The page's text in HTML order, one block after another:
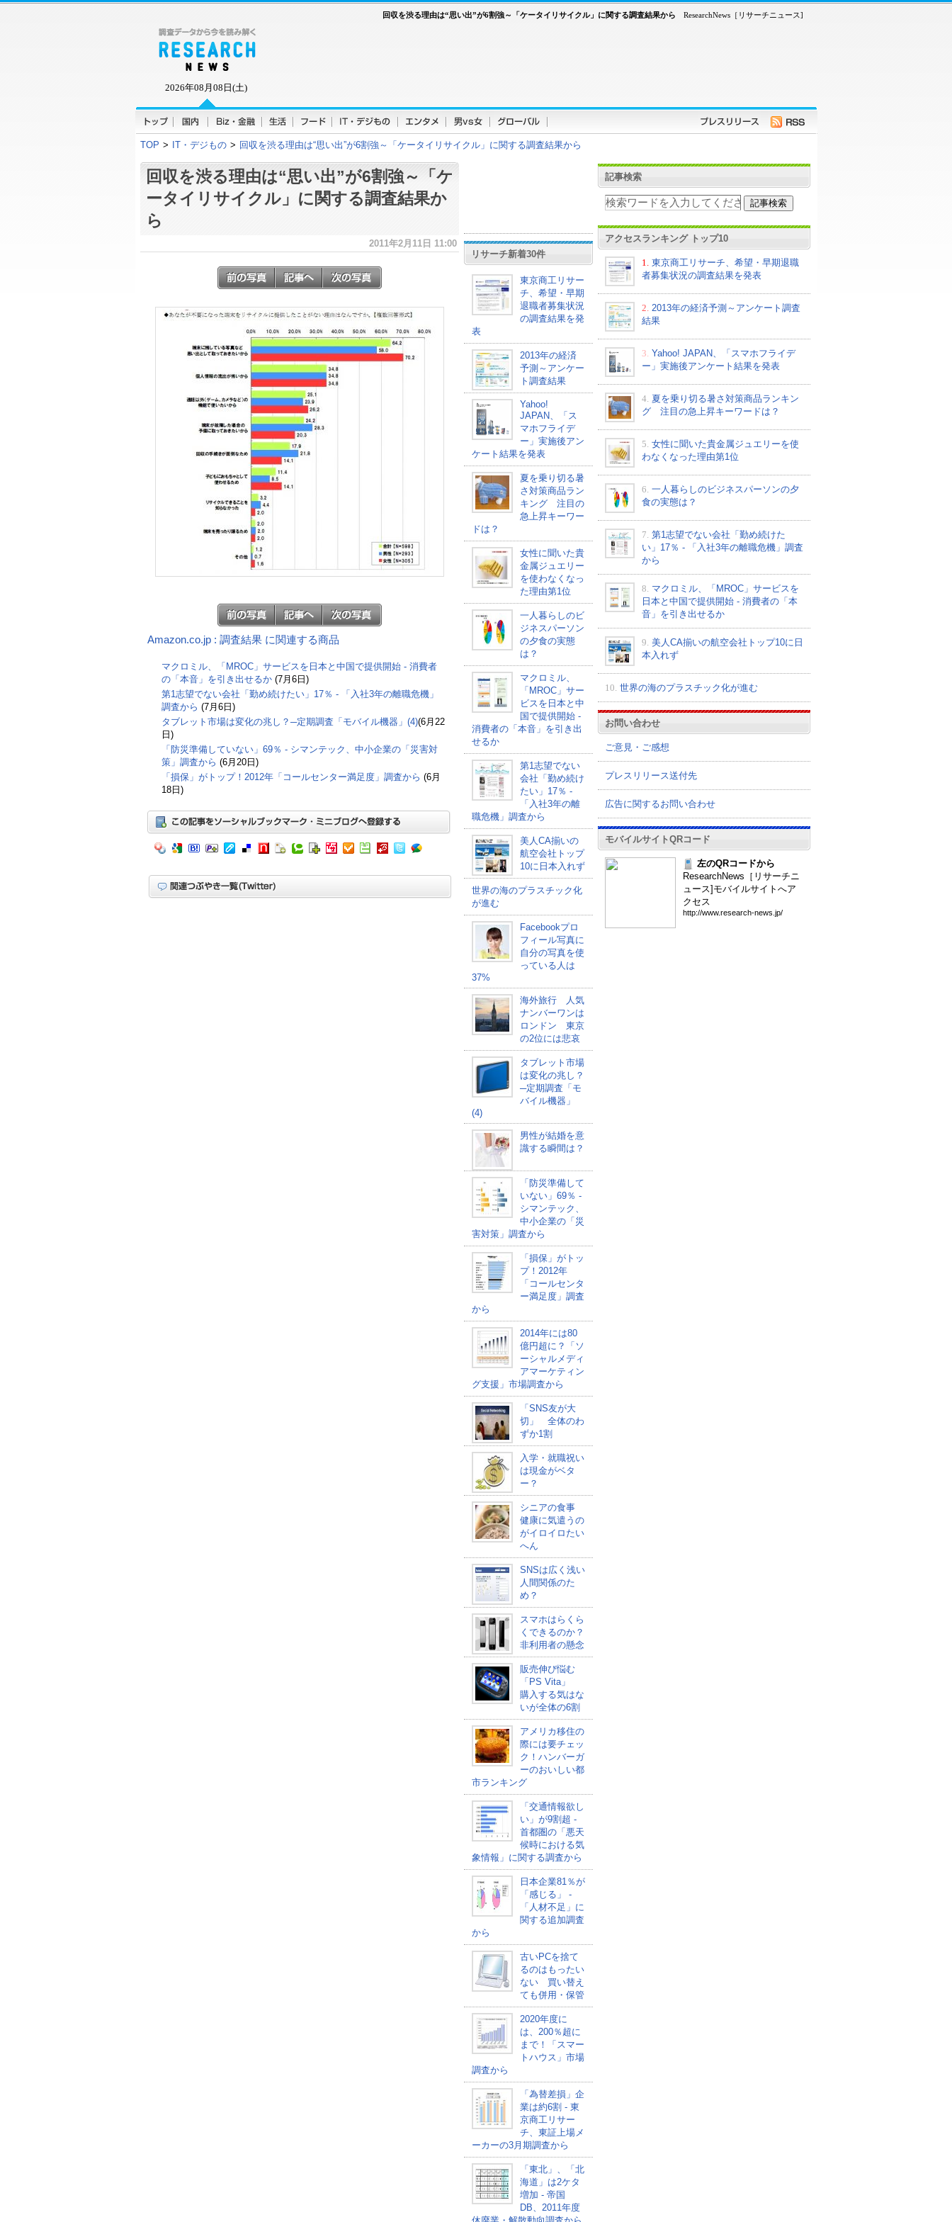
2026年08月08日(土)
ResearchNews［リサーチニュース]
回収を渋る理由は“思い出”が6割強～「ケータイリサイクル」に関する調査結果から
TOP > IT・デジもの > 回収を渋る理由は“思い出”が6割強～「ケータイリサイクル」に関する調査結果から
回収を渋る理由は“思い出”が6割強～「ケ
ータイリサイクル」に関する調査結果か
ら
2011年2月11日 11:00
Amazon.co.jp : 調査結果 に関連する商品
マクロミル、「MROC」サービスを日本と中国で提供開始 - 消費者
の「本音」を引き出せるか (7月6日)
第1志望でない会社「勤め続けたい」17％ - 「入社3年の離職危機」
調査から (7月6日)
タブレット市場は変化の兆し？─定期調査「モバイル機器」(4)(6月22
日)
「防災準備していない」69％ - シマンテック、中小企業の「災害対
策」調査から (6月20日)
「損保」がトップ！2012年「コールセンター満足度」調査から (6月
18日)
リサーチ新着30件
東京商工リサー
チ、希望・早期
退職者募集状況
の調査結果を発
表
2013年の経済
予測～アンケー
ト調査結果
Yahoo!
JAPAN、「ス
マホフライデ
ー」実施後アン
ケート結果を発表
夏を乗り切る暑
さ対策商品ラン
キング 注目の
急上昇キーワー
ドは？
女性に聞いた貴
金属ジュエリー
を使わなくなっ
た理由第1位
一人暮らしのビ
ジネスパーソン
の夕食の実態
は？
マクロミル、
「MROC」サー
ビスを日本と中
国で提供開始 -
消費者の「本音」を引き出
せるか
第1志望でない
会社「勤め続け
たい」17％ -
「入社3年の離
職危機」調査から
美人CA揃いの
航空会社トップ
10に日本入れず
世界の海のプラスチック化
が進む
Facebookプロ
フィール写真に
自分の写真を使
っている人は
37%
海外旅行 人気
ナンバーワンは
ロンドン 東京
の2位には悲哀
タブレット市場
は変化の兆し？
─定期調査「モ
バイル機器」
(4)
男性が結婚を意
識する瞬間は？
「防災準備して
いない」69％ -
シマンテック、
中小企業の「災
害対策」調査から
「損保」がトッ
プ！2012年
「コールセンタ
ー満足度」調査
から
2014年には80
億円超に？「ソ
ーシャルメディ
アマーケティン
グ支援」市場調査から
「SNS友が大
切」 全体のわ
ずか1割
入学・就職祝い
は現金がベタ
ー？
シニアの食事
健康に気遣うの
がイロイロたい
へん
SNSは広く浅い
人間関係のた
め？
スマホはらくら
くできるのか？
非利用者の懸念
販売伸び悩む
「PS Vita」
購入する気はな
いが全体の6割
アメリカ移住の
際には要チェッ
ク！ハンバーガ
ーのおいしい都
市ランキング
「交通情報欲し
い」が9割超 -
首都圏の「悪天
候時における気
象情報」に関する調査から
日本企業81％が
「感じる」 -
「人材不足」に
関する追加調査
から
古いPCを捨て
るのはもったい
ない 買い替え
ても併用・保管
2020年度に
は、200％超に
まで！「スマー
トハウス」市場
調査から
「為替差損」企
業は約6割 - 東
京商工リサー
チ、東証上場メ
ーカーの3月期調査から
「東北」、「北
海道」は2ケタ
増加 - 帝国
DB、2011年度
記事検索
アクセスランキング トップ10
1.
東京商工リサーチ、希望・早期退職
者募集状況の調査結果を発表
2. 2013年の経済予測～アンケート調査
結果
3. Yahoo! JAPAN、「スマホフライデ
ー」実施後アンケート結果を発表
4. 夏を乗り切る暑さ対策商品ランキン
グ 注目の急上昇キーワードは？
5. 女性に聞いた貴金属ジュエリーを使
わなくなった理由第1位
6. 一人暮らしのビジネスパーソンの夕
食の実態は？
7. 第1志望でない会社「勤め続けた
い」17％ - 「入社3年の離職危機」調査
から
8. マクロミル、「MROC」サービスを
日本と中国で提供開始 - 消費者の「本
音」を引き出せるか
9. 美人CA揃いの航空会社トップ10に日
本入れず
10. 世界の海のプラスチック化が進む
お問い合わせ
ご意見・ご感想
プレスリリース送付先
広告に関するお問い合わせ
モバイルサイトQRコード
左のQRコードから
ResearchNews［リサーチニ
ュース]モバイルサイトへア
クセス
http://www.research-news .jp/